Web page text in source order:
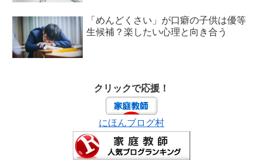
「めんどくさい」が口癖の子供は優等
生候補？楽したい心理と向き合う
クリックで応援！
にほんブログ村